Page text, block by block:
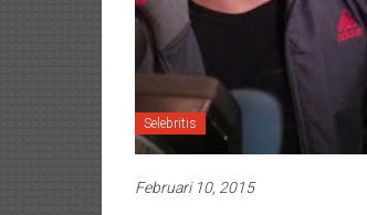
Selebritis
Februari 10, 2015